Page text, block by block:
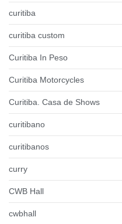
curitiba
curitiba custom
Curitiba In Peso
Curitiba Motorcycles
Curitiba. Casa de Shows
curitibano
curitibanos
curry
CWB Hall
cwbhall